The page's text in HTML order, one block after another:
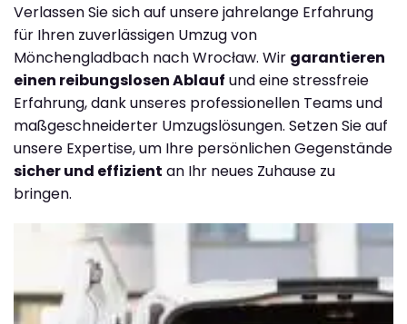
Verlassen Sie sich auf unsere jahrelange Erfahrung
für Ihren zuverlässigen Umzug von
Mönchengladbach nach Wrocław. Wir garantieren
einen reibungslosen Ablauf und eine stressfreie
Erfahrung, dank unseres professionellen Teams und
maßgeschneiderter Umzugslösungen. Setzen Sie auf
unsere Expertise, um Ihre persönlichen Gegenstände
sicher und effizient an Ihr neues Zuhause zu
bringen.